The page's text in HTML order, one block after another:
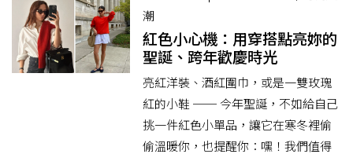
潮
紅色小心機：用穿搭點亮妳的
聖誕、跨年歡慶時光
亮紅洋裝、酒紅圍巾，或是一雙玫瑰
紅的小鞋 ── 今年聖誕，不如給自己
挑一件紅色小單品，讓它在寒冬裡偷
偷溫暖你，也提醒你：嘿！我們值得